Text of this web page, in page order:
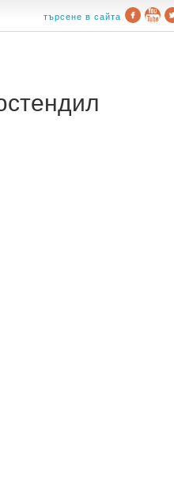
търсене в сайта